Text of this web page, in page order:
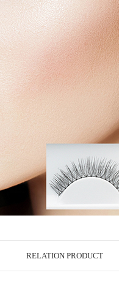
RELATION PRODUCT